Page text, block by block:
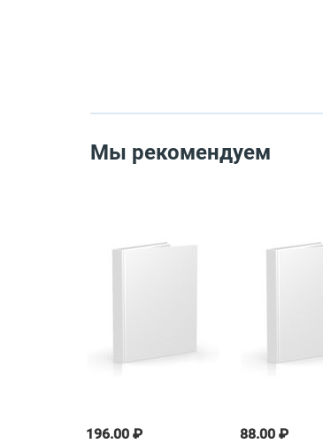
Мы рекомендуем
196.00 ₽ 88.00 ₽